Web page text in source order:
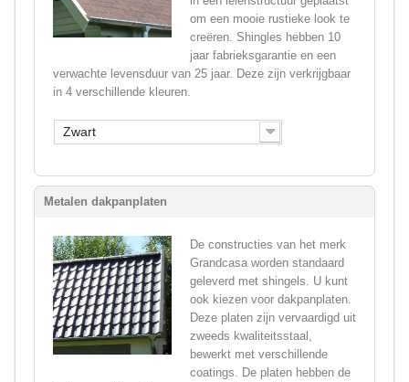
om een mooie rustieke look te
creëren. Shingles hebben 10
jaar fabrieksgarantie en een
verwachte levensduur van 25 jaar. Deze zijn verkrijgbaar
in 4 verschillende kleuren.
Zwart
Metalen dakpanplaten
De constructies van het merk
Grandcasa worden standaard
geleverd met shingels. U kunt
ook kiezen voor dakpanplaten.
Deze platen zijn vervaardigd uit
zweeds kwaliteitsstaal,
bewerkt met verschillende
coatings. De platen hebben de